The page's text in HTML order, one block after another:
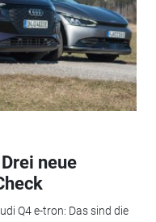
neue
Q4 e-tron: Das sind die